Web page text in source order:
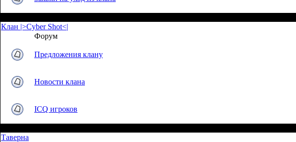
Клан |>Cyber Shot<|
Форум
Предложения клану
Новости клана
ICQ игроков
Таверна